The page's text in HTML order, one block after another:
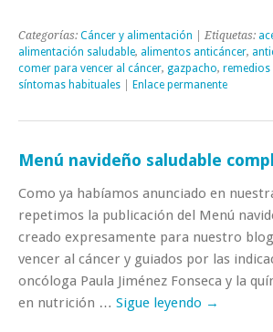
Categorías: Cáncer y alimentación | Etiquetas:
alimentación saludable, alimentos anticáncer,
comer para vencer al cáncer, gazpacho, remedios
síntomas habituales
Enlace permanente
Menú navideño saludable
Como ya habíamos anunciado en
repetimos la publicación del Menú
creado expresamente para nuestro
vencer al cáncer y guiados por las
oncóloga Paula Jiménez Fonseca y la
en nutrición … Sigue leyendo →